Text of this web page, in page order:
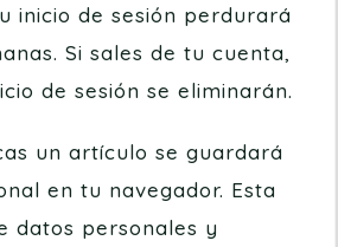
inicio de sesión perdurará
Si sales de tu cuenta,
de sesión se eliminarán.
un artículo se guardará
en tu navegador. Esta
datos personales y